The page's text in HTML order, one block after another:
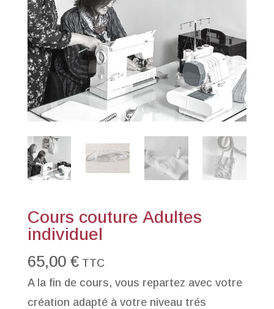
Cours couture Adultes
individuel
65,00 € TTC
A la fin de cours, vous repartez avec votre
création adapté à votre niveau trés